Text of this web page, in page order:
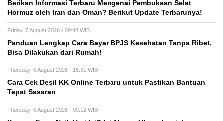
Berikan Informasi Terbaru Mengenai Pembukaan Selat
Hormuz oleh Iran dan Oman? Berikut Update Terbarunya!
Friday, 7 August 2026 - 09:48 WIB
Panduan Lengkap Cara Bayar BPJS Kesehatan Tanpa Ribet,
Bisa Dilakukan dari Rumah!
Thursday, 6 August 2026 - 15:31 WIB
Cara Cek Desil KK Online Terbaru untuk Pastikan Bantuan
Tepat Sasaran
Thursday, 6 August 2026 - 09:12 WIB